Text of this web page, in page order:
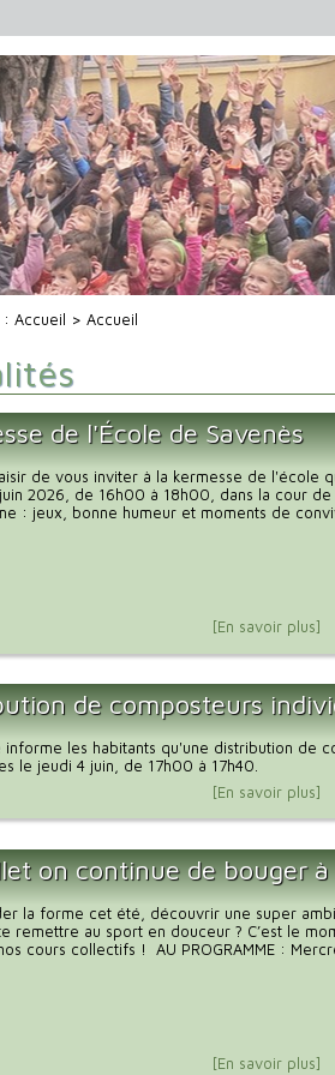
:Accueil > Accueil
de l'École de Savenès
de vous inviter à la kermesse de l'école
2026, de 16h00 à 18h00, dans la cour de
: jeux, bonne humeur et moments de
[En savoir plus]
de composteurs
informe les habitants qu'une distribution de
le jeudi 4 juin, de 17h00 à 17h40.
[En savoir plus]
on continue de bouger à
la forme cet été, découvrir une super
remettre au sport en douceur ? C’est le
cours collectifs ! AU PROGRAMME :
[En savoir plus]